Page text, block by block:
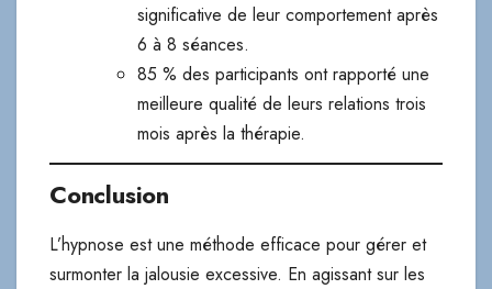
significative de leur comportement après
6 à 8 séances.
85 % des participants ont rapporté une
meilleure qualité de leurs relations trois
mois après la thérapie.
Conclusion
L’hypnose est une méthode efficace pour gérer et
surmonter la jalousie excessive. En agissant sur les